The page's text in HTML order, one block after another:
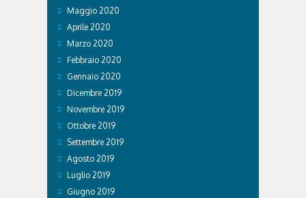
Maggio 2020
Aprile 2020
Marzo 2020
Febbraio 2020
Gennaio 2020
Dicembre 2019
Novembre 2019
Ottobre 2019
Settembre 2019
Agosto 2019
Luglio 2019
Giugno 2019